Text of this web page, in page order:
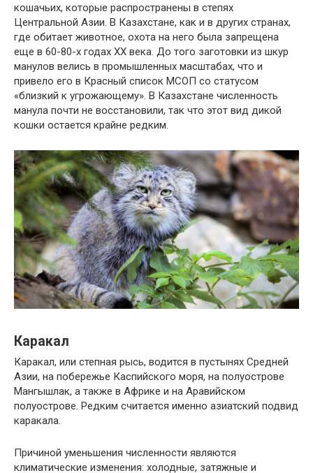
кошачьих, которые распространены в степях
Центральной Азии. В Казахстане, как и в других странах,
где обитает животное, охота на него была запрещена
еще в 60-80-х годах XX века. До того заготовки из шкур
манулов велись в промышленных масштабах, что и
привело его в Красный список МСОП со статусом
«близкий к угрожающему». В Казахстане численность
манула почти не восстановили, так что этот вид дикой
кошки остается крайне редким.
Каракал
Каракал, или степная рысь, водится в пустынях Средней
Азии, на побережье Каспийского моря, на полуострове
Мангышлак, а также в Африке и на Аравийском
полуострове. Редким считается именно азиатский подвид
каракала.
Причиной уменьшения численности являются
климатические изменения: холодные, затяжные и